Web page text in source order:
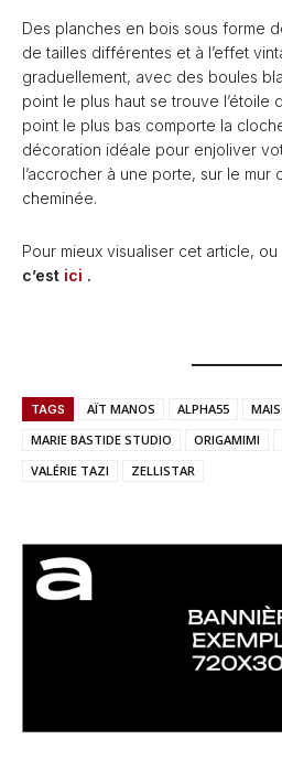
Des planches en bois sous forme
de tailles différentes et à l’effet
graduellement, avec des boules
point le plus haut se trouve l’étoile
point le plus bas comporte la
décoration idéale pour enjoliver
l’accrocher à une porte, sur le
cheminée.
Pour mieux visualiser cet article,
c’est ici .
TAGS AÏT MANOS ALPHA55
MARIE BASTIDE STUDIO
ORIGAMIMI
VALÉRIE TAZI
ZELLISTAR